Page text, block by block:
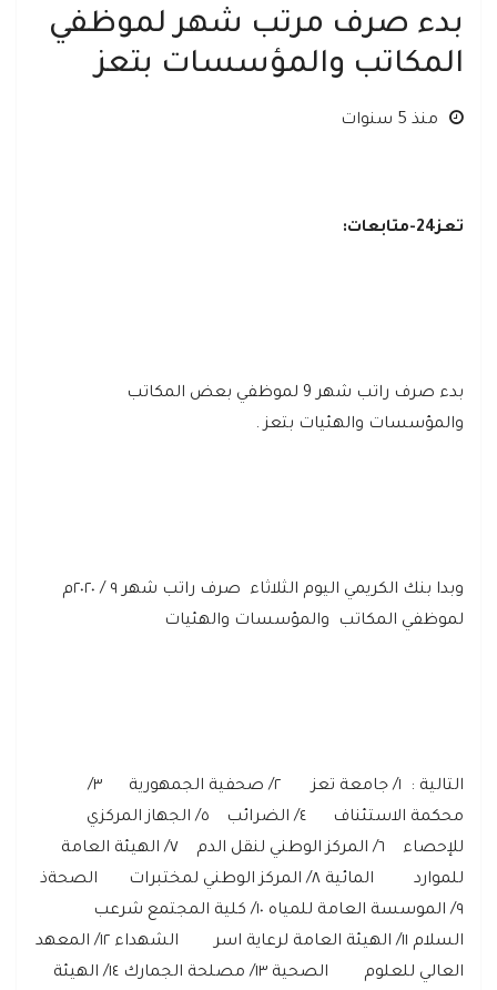
بدء صرف مرتب شهر لموظفي
المكاتب والمؤسسات بتعز
منذ 5 سنوات
تعز24-متابعات:
بدء صرف راتب شهر 9 لموظفي بعض المكاتب
والمؤسسات والهئيات بتعز .
وبدا بنك الكريمي اليوم الثلاثاء صرف راتب شهر ٩ / ٢٠٢٠م
لموظفي المكاتب والمؤسسات والهئيات
التالية : ١/ جامعة تعز ٢/ صحفية الجمهورية ٣/
محكمة الاستئناف ٤/ الضرائب ٥/ الجهاز المركزي
للإحصاء ٦/ المركز الوطني لنقل الدم ٧/ الهيئة العامة
للموارد المائية ٨/ المركز الوطني لمختبرات الصحةذ
٩/ الموسسة العامة للمياه ١٠/ كلية المجتمع شرعب
السلام ١١/ الهيئة العامة لرعاية اسر الشهداء ١٢/ المعهد
العالي للعلوم الصحية ١٣/ مصلحة الجمارك ١٤/ الهيئة